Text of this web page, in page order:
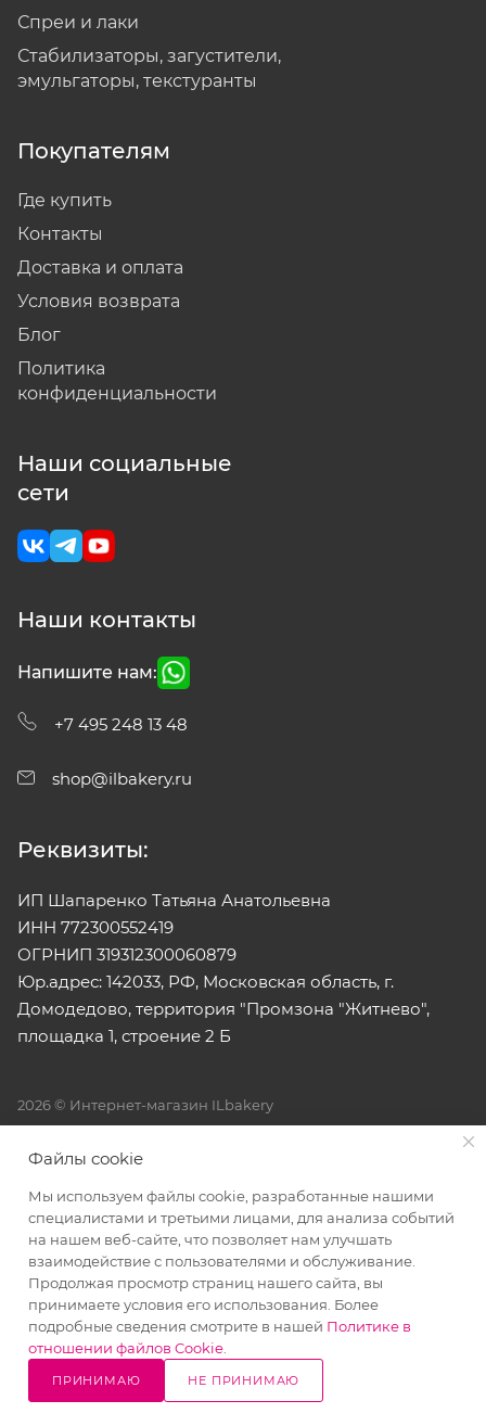
Спреи и лаки
Стабилизаторы, загустители,
эмульгаторы, текстуранты
Покупателям
Где купить
Контакты
Доставка и оплата
Условия возврата
Блог
Политика
конфиденциальности
Наши социальные
сети
Наши контакты
Напишите нам:
+7 495 248 13 48
shop@ilbakery.ru
Реквизиты:
ИП Шапаренко Татьяна Анатольевна
ИНН 772300552419
ОГРНИП 319312300060879
Юр.адрес: 142033, РФ, Московская область, г.
Домодедово, территория "Промзона "Житнево",
площадка 1, строение 2 Б
2026 © Интернет-магазин ILbakery
Все права на материалы, находящиеся на сайте
законодательством. При любом использовании материалов
сайта, гиперссылка (hyperlink) на www.ilbakery.ru
обязательна.
Файлы cookie
Мы используем файлы cookie, разработанные нашими
специалистами и третьими лицами, для анализа событий
на нашем веб-сайте, что позволяет нам улучшать
взаимодействие с пользователями и обслуживание.
Продолжая просмотр страниц нашего сайта, вы
принимаете условия его использования. Более
подробные сведения смотрите в нашей Политике в
отношении файлов Cookie
ПРИНИМАЮ НЕ ПРИНИМАЮ
10% СКИДКА
на все товары